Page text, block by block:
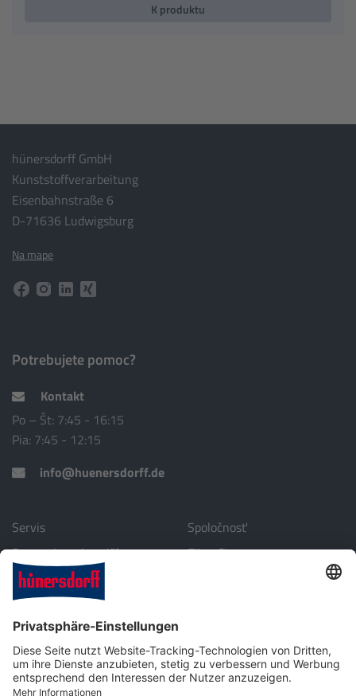
K produktu
hünersdorff GmbH
Kunststoffverarbeitung
Eisenbahnstraße 6
D-71636 Ludwigsburg
Na mape
Potrebujete pomoc?
Kontakt
Po – Št: 7:45 - 16:15
Pia: 7:45 - 12:15
info@huenersdorff.de
Servis
Partneri v zahraničí
Stiahnuť
Spoločnosť
Filozofia
Kontakt